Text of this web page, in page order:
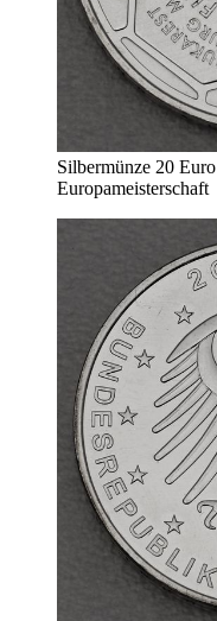
Silbermünze 20
Europameisterschaft